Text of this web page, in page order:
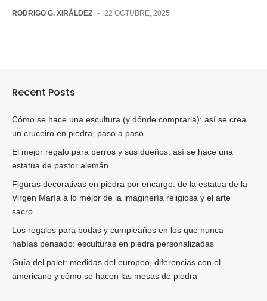
RODRIGO G. XIRÁLDEZ - 22 OCTUBRE, 2025
Recent Posts
Cómo se hace una escultura (y dónde comprarla): así se crea
un cruceiro en piedra, paso a paso
El mejor regalo para perros y sus dueños: así se hace una
estatua de pastor alemán
Figuras decorativas en piedra por encargo: de la estatua de la
Virgen María a lo mejor de la imaginería religiosa y el arte
sacro
Los regalos para bodas y cumpleaños en los que nunca
habías pensado: esculturas en piedra personalizadas
Guía del palet: medidas del europeo, diferencias con el
americano y cómo se hacen las mesas de piedra